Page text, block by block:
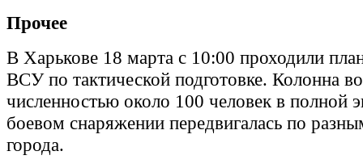
Прочее
В Харькове 18 марта с 10:00 проходили
ВСУ по тактической подготовке. Колонна
численностью около 100 человек в полной
боевом снаряжении передвигалась по
города.